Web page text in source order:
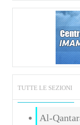
TUTTE LE SEZIONI
Al-